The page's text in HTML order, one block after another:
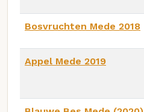
Bosvruchten Mede 2018
Appel Mede 2019